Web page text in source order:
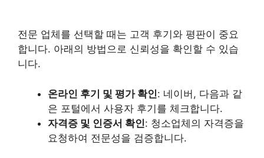
전문 업체를 선택할 때는 고객 후기와 평판이 중요
합니다. 아래의 방법으로 신뢰성을 확인할 수 있습
니다.
온라인 후기 및 평가 확인: 네이버, 다음과 같
은 포털에서 사용자 후기를 체크합니다.
자격증 및 인증서 확인: 청소업체의 자격증을
요청하여 전문성을 검증합니다.